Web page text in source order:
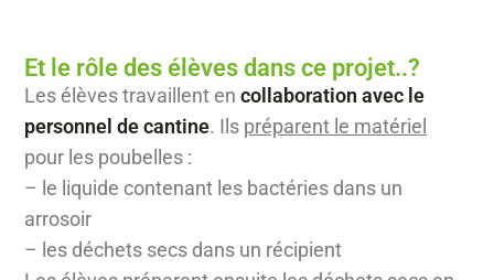
Et le rôle des élèves dans ce projet..?
Les élèves travaillent en collaboration avec le
personnel de cantine. Ils préparent le matériel
pour les poubelles :
– le liquide contenant les bactéries dans un
arrosoir
– les déchets secs dans un récipient